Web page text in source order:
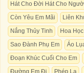
Hát Cho Đời Hát Cho
Còn Yêu Em Mãi
Liên
Nắng Thủy Tinh
Hoa
Sao Đành Phụ Em
Áo
Đoạn Khúc Cuối Cho Em
Đường Em Đi
Phép Lạ